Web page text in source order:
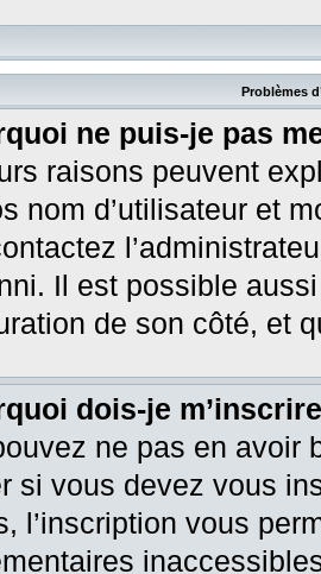
Problèmes
ne puis-je pas
raisons peuvent
nom d’utilisateur et
Il est possible
de son côté, et
dois-je
ne pas en avoir
si vous devez vous
l’inscription vous